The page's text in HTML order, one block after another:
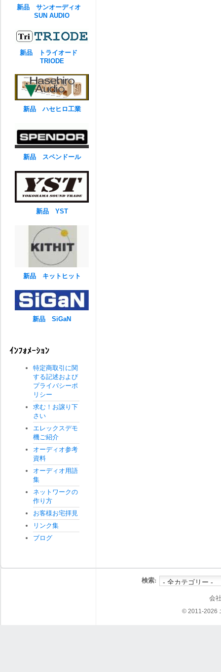
新品 サンオーディオ
SUN AUDIO
新品 トライオード
TRIODE
新品 ハセヒロ工業
新品 スペンドール
新品 YST
新品 キットヒット
新品 SiGaN
ｲﾝﾌｫﾒｰｼｮﾝ
特定商取引に関
する記述および
プライバシーポ
リシー
求む！お譲り下
さい
エレックスデモ
機ご紹介
オーディオ参考
資料
オーディオ用語
集
ネットワークの
作り方
お客様お宅拝見
リンク集
ブログ
検索:
会
© 2011-2026